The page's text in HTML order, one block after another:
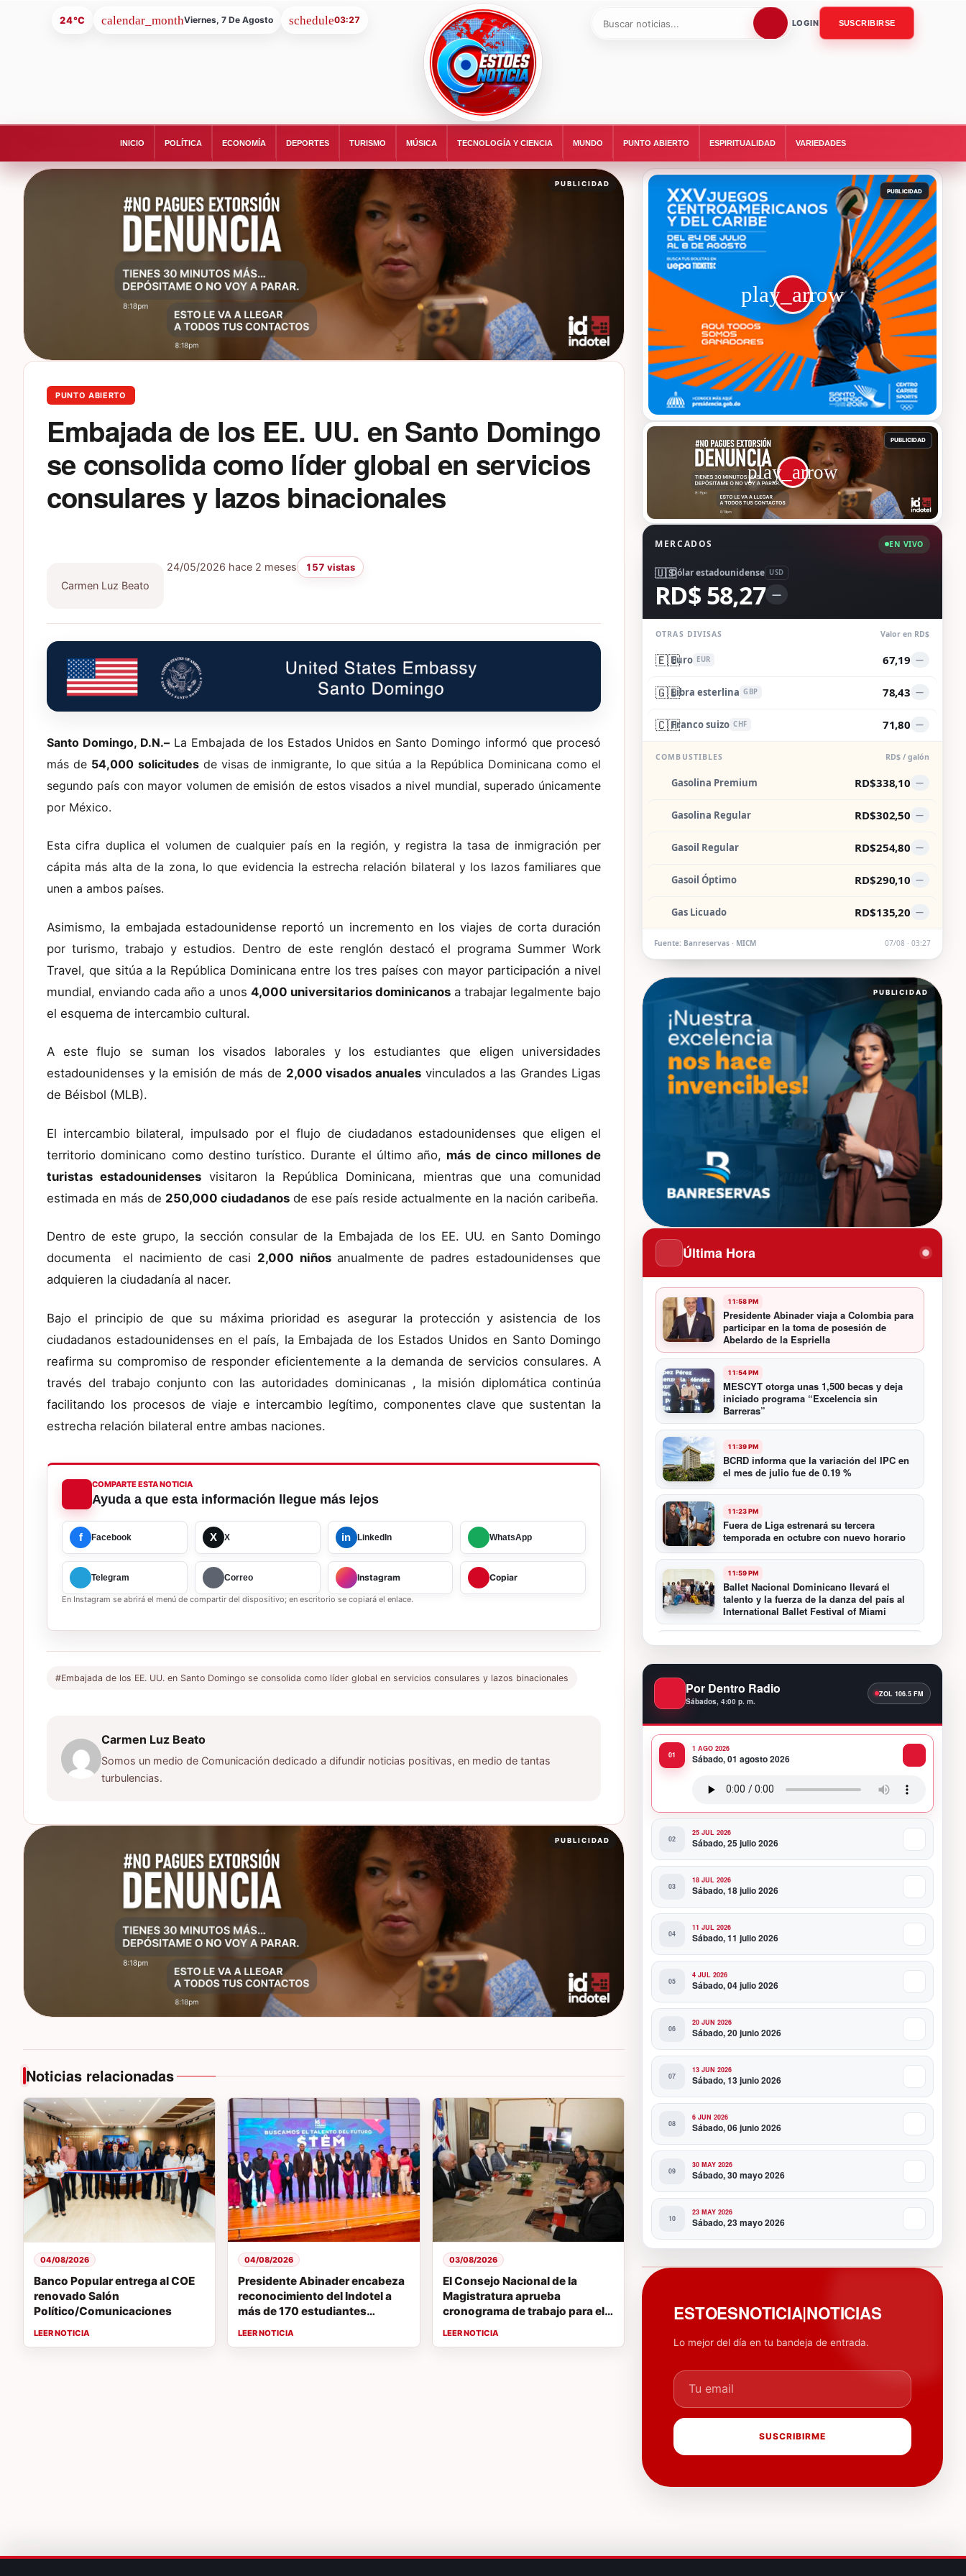
24°C Viernes, 7 De Agosto 03:27
ESTOESNOTICIA|NOTICIAS
LOGIN SUSCRIBIRSE
INICIO POLÍTICA ECONOMÍA DEPORTES TURISMO MÚSICA TECNOLOGÍA Y CIENCIA MUNDO PUNTO ABIERTO ESPIRITUALIDAD VARIEDADES
PUBLICIDAD
PUNTO ABIERTO
Embajada de los EE. UU. en Santo Domingo
se consolida como líder global en servicios
consulares y lazos binacionales
Carmen Luz Beato
24/05/2026 hace 2 meses 157 vistas
Santo Domingo, D.N.– La Embajada de los Estados Unidos en Santo Domingo informó que procesó
más de 54,000 solicitudesde visas de inmigrante, lo que sitúa a la República Dominicana como el
segundo país con mayor volumen de emisión de estos visados a nivel mundial, superado únicamente
por México.
Esta cifra duplica el volumen de cualquier país en la región, y registra la tasa de inmigración per
cápita más alta de la zona, lo que evidencia la estrecha relación bilateral y los lazos familiares que
unen a ambos países.
Asimismo, la embajada estadounidense reportó un incremento en los viajes de corta duración
por turismo, trabajo y estudios. Dentro de este renglón destacó el programa Summer Work
Travel, que sitúa a la República Dominicana entre los tres países con mayor participación a nivel
mundial, enviando cada año a unos 4,000 universitarios dominicanosa trabajar legalmente bajo
el esquema de intercambio cultural.
A este flujo se suman los visados laborales y los estudiantes que eligen universidades
estadounidenses y la emisión de más de 2,000 visados anuales vinculados a las Grandes Ligas
de Béisbol (MLB).
El intercambio bilateral, impulsado por el flujo de ciudadanos estadounidenses que eligen el
territorio dominicano como destino turístico. Durante el último año, más de cinco millones de
turistas estadounidensesvisitaron la República Dominicana, mientras que una comunidad
estimada en más de 250,000 ciudadanos de ese país reside actualmente en la nación caribeña.
Dentro de este grupo, la sección consular de la Embajada de los EE. UU. en Santo Domingo
documenta el nacimiento de casi 2,000 niños anualmente de padres estadounidenses que
adquieren la ciudadanía al nacer.
Bajo el principio de que su máxima prioridad es asegurar la protección y asistencia de los
ciudadanos estadounidenses en el país, la Embajada de los Estados Unidos en Santo Domingo
reafirma su compromiso de responder eficientemente a la demanda de servicios consulares. A
través del trabajo conjunto con las autoridades dominicanas , la misión diplomática continúa
facilitando los procesos de viaje e intercambio legítimo, componentes clave que sustentan la
estrecha relación bilateral entre ambas naciones.
COMPARTE ESTA NOTICIA
Ayuda a que esta información llegue más lejos
f Facebook X X in LinkedIn WhatsApp
Telegram Correo Instagram Copiar
En Instagram se abrirá el menú de compartir del dispositivo; en escritorio se copiará el enlace.
#Embajada de los EE. UU. en Santo Domingo se consolida como líder global en servicios consulares y lazos binacionales
Carmen Luz Beato
Somos un medio de Comunicación dedicado a difundir noticias positivas, en medio de tantas
turbulencias.
PUBLICIDAD
Noticias relacionadas
Banco Popular entrega al COE
renovado Salón
Político/Comunicaciones
04/08/2026
Presidente Abinader encabeza
reconocimiento del Indotel a
más de 170 estudiantes
destacados en concurso de
04/08/2026
El Consejo Nacional de la
Magistratura aprueba
cronograma de trabajo para el
proceso de evaluación de
03/08/2026
MERCADOS EN VIVO
🇺🇸Dólar estadounidense USD
RD$ 58,27 —
OTRAS DIVISAS Valor en RD$
🇪🇺Euro EUR 67,19 —
🇬🇧Libra esterlina GBP 78,43 —
🇨🇭Franco suizo CHF 71,80 —
COMBUSTIBLES RD$ / galón
Gasolina Premium RD$338,10 —
Gasolina Regular RD$302,50 —
Gasoil Regular RD$254,80 —
Gasoil Óptimo RD$290,10 —
Gas Licuado RD$135,20 —
Fuente: Banreservas · MICM 07/08 · 03:27
PUBLICIDAD
Última Hora
11:58 PM
Presidente Abinader viaja a Colombia para
participar en la toma de posesión de
Abelardo de la Espriella
11:54 PM
MESCYT otorga unas 1,500 becas y deja
iniciado programa “Excelencia sin
Barreras”
11:39 PM
BCRD informa que la variación del IPC en
el mes de julio fue de 0.19 %
11:23 PM
Fuera de Liga estrenará su tercera
temporada en octubre con nuevo horario
11:59 PM
Ballet Nacional Dominicano llevará el
talento y la fuerza de la danza del país al
International Ballet Festival of Miami
11:55 PM
Hospiten Santo Domingo destaca el valor
Banreservas recibe nuevamente la máxima
calificación crediticia AAA.do de Moody’s
Local RD con perspectiva Estable
10:51 PM
Producciones Panda Rosa anuncia su
nueva puesta en escena: “PARADISO”
Por Dentro Radio
Sábados, 4:00 p. m.
1 AGO 2026
Sábado, 01 agosto 2026
25 JUL 2026
Sábado, 25 julio 2026
18 JUL 2026
Sábado, 18 julio 2026
11 JUL 2026
Sábado, 11 julio 2026
4 JUL 2026
Sábado, 04 julio 2026
20 JUN 2026
Sábado, 20 junio 2026
13 JUN 2026
Sábado, 13 junio 2026
6 JUN 2026
Sábado, 06 junio 2026
30 MAY 2026
Sábado, 30 mayo 2026
23 MAY 2026
Sábado, 23 mayo 2026
ESTOESNOTICIA|NOTICIAS
Lo mejor del día en tu bandeja de entrada.
Tu email
SUSCRIBIRME